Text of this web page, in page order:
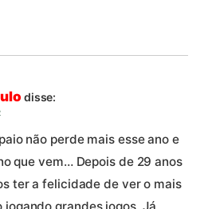
disse:
não perde mais esse ano e
que vem… Depois de 29 anos
ter a felicidade de ver o mais